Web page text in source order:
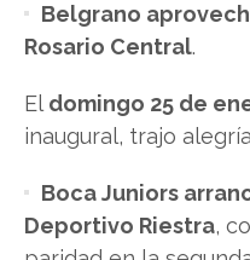
Belgrano
Rosario Central.
El domingo 25 de
inaugural, trajo
Boca Juniors
Deportivo Riestra,